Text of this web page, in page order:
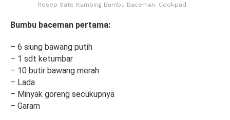
Resep Sate Kambing Bumbu Baceman. Cookpad.
Bumbu baceman pertama:
– 6 siung bawang putih
– 1 sdt ketumbar
– 10 butir bawang merah
– Lada
– Minyak goreng secukupnya
– Garam